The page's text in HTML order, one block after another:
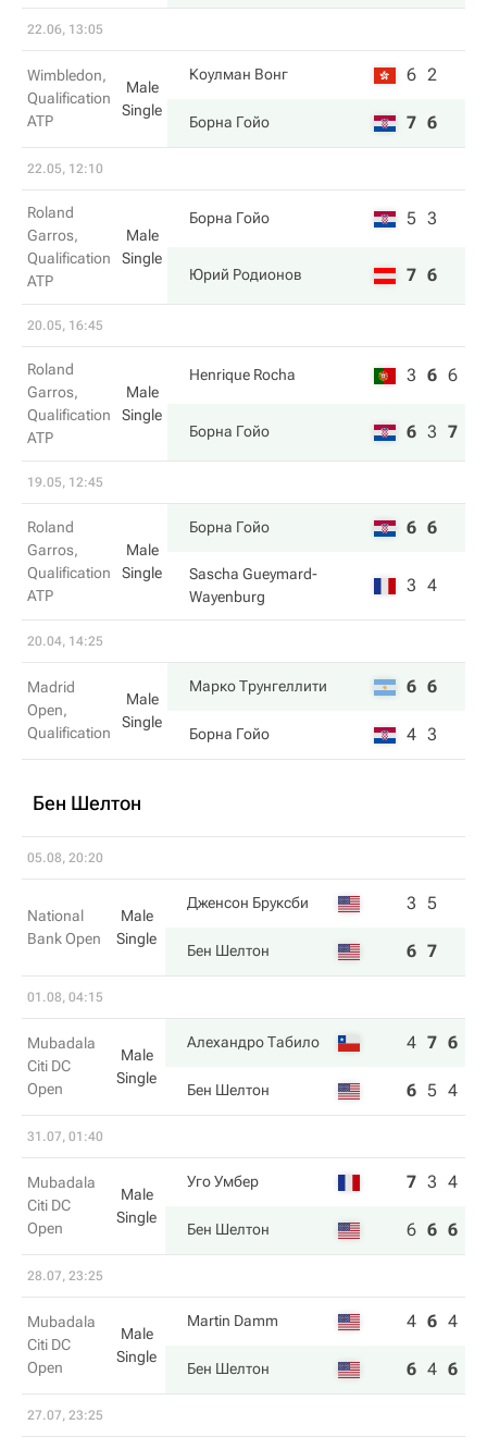
22.06, 13:05
Wimbledon,
Qualification
ATP
Male
Single
Коулман Вонг 6 2
Борна Гойо 7 6
22.05, 12:10
Roland
Garros,
Qualification
ATP
Male
Single
Борна Гойо 5 3
Юрий Родионов 7 6
20.05, 16:45
Roland
Garros,
Qualification
ATP
Male
Single
Henrique Rocha 3 6 6
Борна Гойо 6 3 7
19.05, 12:45
Roland
Garros,
Qualification
ATP
Male
Single
Борна Гойо 6 6
Sascha Gueymard-
Wayenburg
3 4
20.04, 14:25
Madrid
Open,
Qualification
Male
Single
Марко Трунгеллити 6 6
Борна Гойо 4 3
Бен Шелтон
05.08, 20:20
National
Bank Open
Male
Single
Дженсон Бруксби 3 5
Бен Шелтон 6 7
01.08, 04:15
Mubadala
Citi DC
Open
Male
Single
Алехандро Табило 4 7 6
Бен Шелтон 6 5 4
31.07, 01:40
Mubadala
Citi DC
Open
Male
Single
Уго Умбер 7 3 4
Бен Шелтон 6 6 6
28.07, 23:25
Mubadala
Citi DC
Open
Male
Single
Martin Damm 4 6 4
Бен Шелтон 6 4 6
27.07, 23:25